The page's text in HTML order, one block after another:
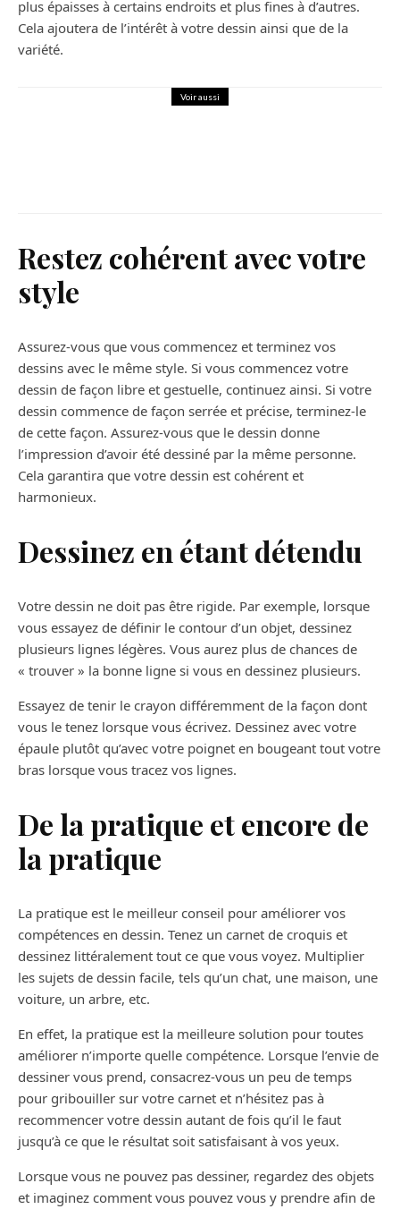
plus épaisses à certains endroits et plus fines à d’autres.
Cela ajoutera de l’intérêt à votre dessin ainsi que de la
variété.
Voir aussi
Restez cohérent avec votre
style
Assurez-vous que vous commencez et terminez vos
dessins avec le même style. Si vous commencez votre
dessin de façon libre et gestuelle, continuez ainsi. Si votre
dessin commence de façon serrée et précise, terminez-le
de cette façon. Assurez-vous que le dessin donne
l’impression d’avoir été dessiné par la même personne.
Cela garantira que votre dessin est cohérent et
harmonieux.
Dessinez en étant détendu
Votre dessin ne doit pas être rigide. Par exemple, lorsque
vous essayez de définir le contour d’un objet, dessinez
plusieurs lignes légères. Vous aurez plus de chances de
« trouver » la bonne ligne si vous en dessinez plusieurs.
Essayez de tenir le crayon différemment de la façon dont
vous le tenez lorsque vous écrivez. Dessinez avec votre
épaule plutôt qu’avec votre poignet en bougeant tout votre
bras lorsque vous tracez vos lignes.
De la pratique et encore de
la pratique
La pratique est le meilleur conseil pour améliorer vos
compétences en dessin. Tenez un carnet de croquis et
dessinez littéralement tout ce que vous voyez. Multiplier
les sujets de dessin facile, tels qu’un chat, une maison, une
voiture, un arbre, etc.
En effet, la pratique est la meilleure solution pour toutes
améliorer n’importe quelle compétence. Lorsque l’envie de
dessiner vous prend, consacrez-vous un peu de temps
pour gribouiller sur votre carnet et n’hésitez pas à
recommencer votre dessin autant de fois qu’il le faut
jusqu’à ce que le résultat soit satisfaisant à vos yeux.
Lorsque vous ne pouvez pas dessiner, regardez des objets
et imaginez comment vous pouvez vous y prendre afin de